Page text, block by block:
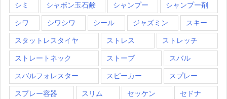
シミ シャボン玉石鹸 シャンプー シャンプー剤
シワ シワシワ シール ジャズミン スキー
スタットレスタイヤ ストレス ストレッチ
ストレートネック ストーブ スバル
スバルフォレスター スピーカー スプレー
スプレー容器 スリム セッケン セドナ